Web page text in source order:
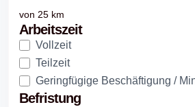
von 25 km
Arbeitszeit
Vollzeit
Teilzeit
Geringfügige Beschäftigung /
Befristung